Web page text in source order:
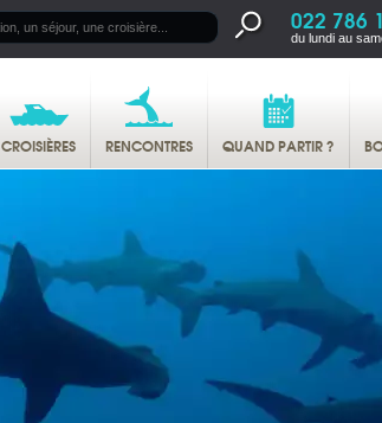
022 786
du lundi au
CROISIÈRES RENCONTRES QUAND PARTIR ?